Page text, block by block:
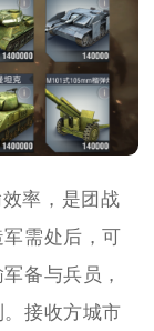
率，是团战
需处后，可
备与兵员，
接收方城市